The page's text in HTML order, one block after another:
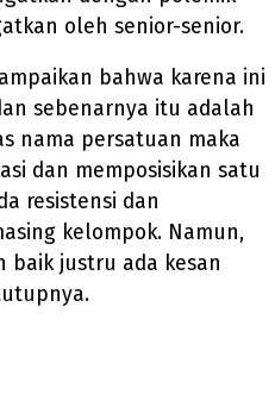
oleh senior-senior.
bahwa karena ini
sebenarnya itu adalah
nama persatuan maka
dan memposisikan satu
resistensi dan
kelompok. Namun,
baik justru ada kesan